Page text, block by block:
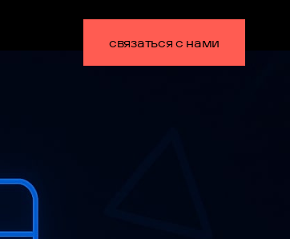
связаться с нами